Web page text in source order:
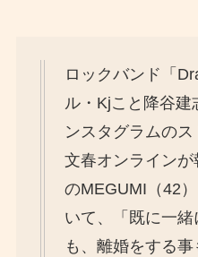
ロックバンド「
ル・Kjこと降谷建
ンスタグラムのス
文春オンラインが
のMEGUMI（42
いて、「既に一
も、離婚をする